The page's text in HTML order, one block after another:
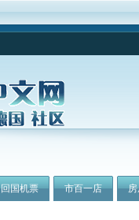
回国机票 市百一店